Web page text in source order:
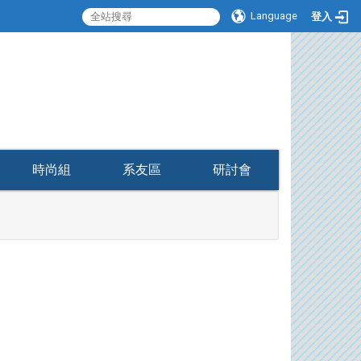
Language 登入
時尚組 系友區 研討會